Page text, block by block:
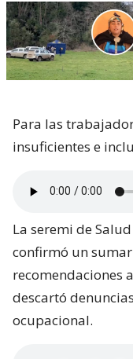
Para las
insuficientes e
La seremi de
confirmó un
recomendaciones
descartó
ocupacional.